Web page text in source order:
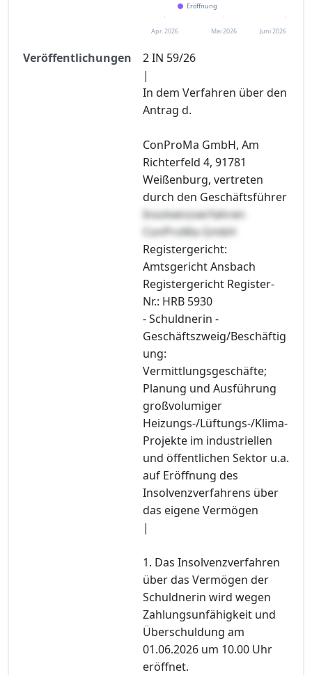
Eröffnung
Apr. 2026 Mai 2026 Juni 2026
Veröffentlichungen
2 IN 59/26
|
In dem Verfahren über den
Antrag d.
ConProMa GmbH, Am
Richterfeld 4, 91781
Weißenburg, vertreten
durch den Geschäftsführer
Insolvenzverfahren
ConProMa GmbH
Registergericht:
Amtsgericht Ansbach
Registergericht Register-
Nr.: HRB 5930
- Schuldnerin -
Geschäftszweig/Beschäftig
ung:
Vermittlungsgeschäfte;
Planung und Ausführung
großvolumiger
Heizungs-/Lüftungs-/Klima-
Projekte im industriellen
und öffentlichen Sektor u.a.
auf Eröffnung des
Insolvenzverfahrens über
das eigene Vermögen
|
1. Das Insolvenzverfahren
über das Vermögen der
Schuldnerin wird wegen
Zahlungsunfähigkeit und
Überschuldung am
01.06.2026 um 10.00 Uhr
eröffnet.